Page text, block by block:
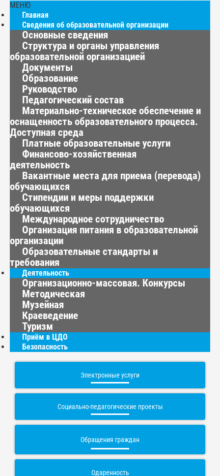
МЕНЮ
Главная
Сведения об образовательной организации
Основные сведения
Структура и органы управления
образовательной организацией
Документы
Образование
Руководство
Педагогический состав
Материально-техническое обеспечение и
оснащенность образовательного процесса.
Доступная среда
Платные образовательные услуги
Финансово-хозяйственная
деятельность
Вакантные места для приема (перевода)
обучающихся
Стипендии и меры поддержки
обучающихся
Международное сотрудничество
Организация питания в образовательной
организации
Образовательные стандарты и
требования
Деятельность
Организационно-массовая. Конкурсы
Методическая
Музейная
Краеведение
Туризм
Приём в ЦДО
Безопасность
Электронные услуги
Социально-педагогические проекты
Обращения граждан
Одаренность